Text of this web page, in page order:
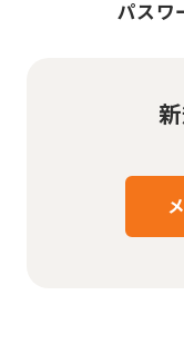
パスワ